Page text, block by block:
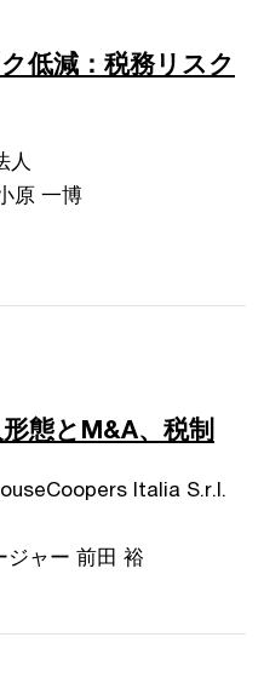
低減：税務リスク
人
原 一博
態とM&A、税制
Italia S.r.l.
ジャー 前田 裕